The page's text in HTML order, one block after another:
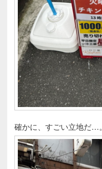
確かに、すごい立地だ…。